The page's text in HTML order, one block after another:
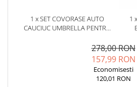
Aditivi Auto
Aditivi Combustibil
Aditivi DPF, Sistem Racire si
1 x SET COVORASE AUTO
CAUCIUC UMBRELLA PENTRU
1
278,00 RON
157,99 RON
Economisesti
120,01 RON